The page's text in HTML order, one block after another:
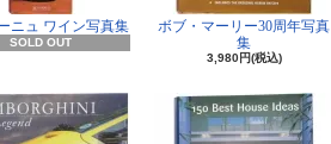
ニュ ワイン写真集
SOLD OUT
ボブ・マーリー30周年写真
集
3,980円(税込)